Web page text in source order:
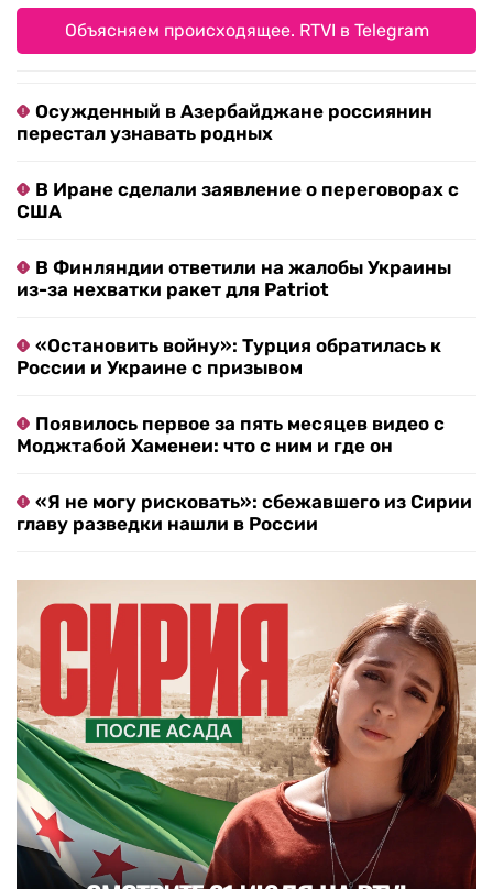
Объясняем происходящее. RTVI в Telegram
Осужденный в Азербайджане россиянин
перестал узнавать родных
В Иране сделали заявление о переговорах с
США
В Финляндии ответили на жалобы Украины
из-за нехватки ракет для Patriot
«Остановить войну»: Турция обратилась к
России и Украине с призывом
Появилось первое за пять месяцев видео с
Моджтабой Хаменеи: что с ним и где он
«Я не могу рисковать»: сбежавшего из Сирии
главу разведки нашли в России